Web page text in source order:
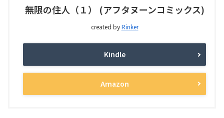
無限の住人（１） (アフタヌーンコミックス)
created byRinker
Kindle
Amazon